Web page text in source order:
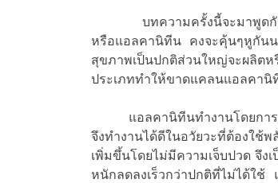
บทความครั้งนี้จะมาพูดกันถึงส
หรือแอลคานิทีน คงจะคุ้นๆหูกันน
สุขภาพเป็นปกติส่วนใหญ่จะผลิ
ประเภททำให้ขาดแคลนแอลคานิ
แอลคานิทีนทำงานโดยการเป็
จึงทำงานได้ดีในอวัยวะที่ต้องใช้
เพิ่มขึ้นโดยไม่มีความเจ็บปวด จึง
หนักลดลงเร็วกว่าปกติที่ไม่ได้ใ